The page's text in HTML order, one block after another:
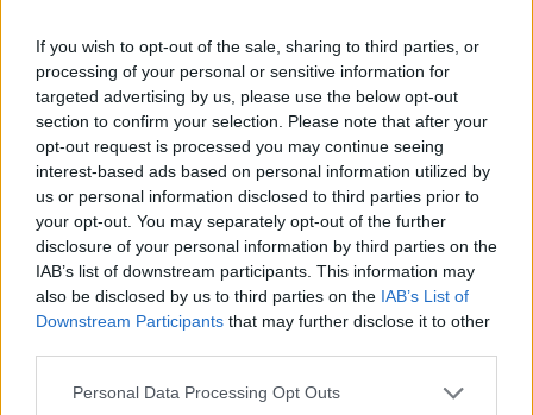
If you wish to opt-out of the sale, sharing to third parties, or
processing of your personal or sensitive information for
targeted advertising by us, please use the below opt-out
section to confirm your selection. Please note that after your
opt-out request is processed you may continue seeing
interest-based ads based on personal information utilized by
us or personal information disclosed to third parties prior to
your opt-out. You may separately opt-out of the further
disclosure of your personal information by third parties on the
IAB’s list of downstream participants. This information may
also be disclosed by us to third parties on the IAB’s List of
Downstream Participants that may further disclose it to other
Please note that this website/app uses one or more Google
Personal Data Processing Opt Outs
το κεφάλι και μπροστά από το σώμα, περνώντας
το λάστιχο δίπλα από το δεξί αυτί.
Συνεχίστε εναλλάσσοντας το χέρι.
Αυτή η παραλλαγή δουλεύει περισσότερο τη
σταθερότητα κάθε πλευράς ξεχωριστά και βοηθά
στον εντοπισμό πιθανών ανισορροπιών δύναμης ή
κινητικότητας ανάμεσα στους δύο ώμους.